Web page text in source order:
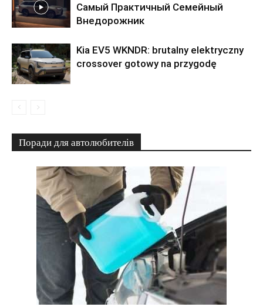
Самый Практичный Семейный
Внедорожник
Kia EV5 WKNDR: brutalny elektryczny
crossover gotowy na przygodę
Поради для автолюбителів